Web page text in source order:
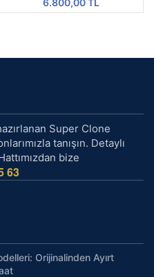
Super Clone
tanışın. Detaylı
bize
63
Orijinalinden Ayırt